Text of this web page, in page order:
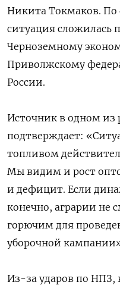
Никита Токмаков. По
ситуация сложилась
Черноземному
Приволжскому
России.
Источник в одном из
подтверждает:
топливом
Мы видим и рост
и дефицит. Если
конечно, аграрии не
горючим для
уборочной
Из-за ударов по НПЗ,